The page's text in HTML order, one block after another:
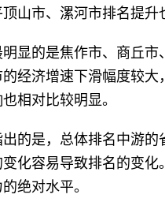
山市、漯河市排名提升
显的是焦作市、商丘
经济增速下滑幅度较
相对比较明显。
的是，总体排名中游
化容易导致排名的变
绝对水平。